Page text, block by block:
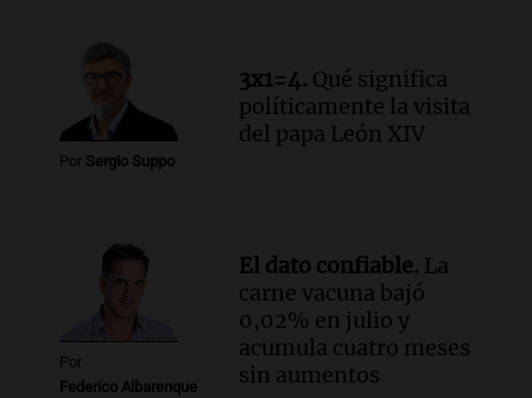
Por Sergio Suppo
3x1=4. Qué significa
políticamente la visita
del papa León XIV
Por
Federico Albarenque
El dato confiable. La
carne vacuna bajó
0,02% en julio y
acumula cuatro meses
sin aumentos